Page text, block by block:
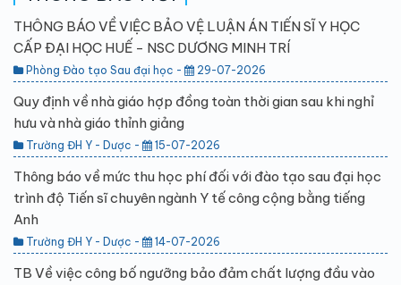
THÔNG BÁO VỀ VIỆC BẢO VỆ LUẬN ÁN TIẾN SĨ Y HỌC
CẤP ĐẠI HỌC HUẾ - NSC DƯƠNG MINH TRÍ
Phòng Đào tạo Sau đại học - 29-07-2026
Quy định về nhà giáo hợp đồng toàn thời gian sau khi nghỉ
hưu và nhà giáo thỉnh giảng
Trường ĐH Y - Dược - 15-07-2026
Thông báo về mức thu học phí đối với đào tạo sau đại học
trình độ Tiến sĩ chuyên ngành Y tế công cộng bằng tiếng
Anh
Trường ĐH Y - Dược - 14-07-2026
TB Về việc công bố ngưỡng bảo đảm chất lượng đầu vào